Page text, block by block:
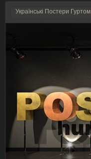
Українські Постери Гуртом